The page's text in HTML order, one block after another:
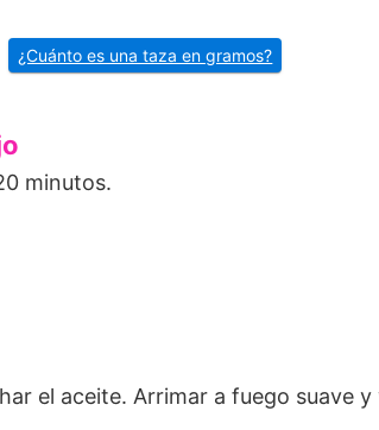
¿Cuánto es una taza en gramos?
minutos.
el aceite. Arrimar a fuego suave